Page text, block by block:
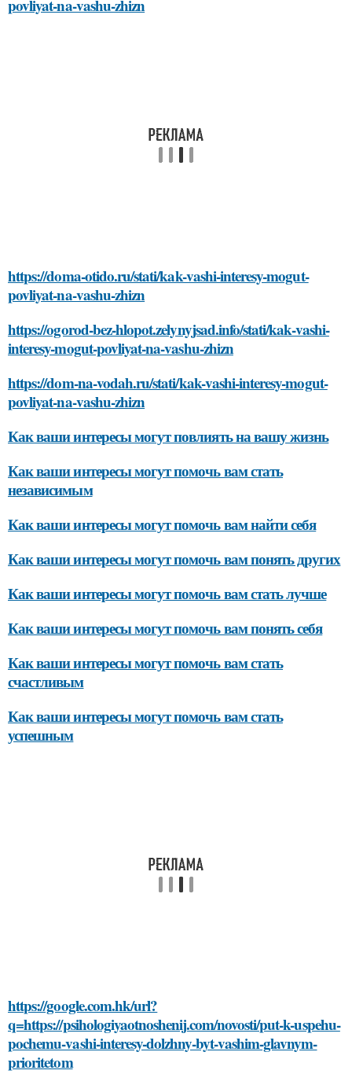
povliyat-na-vashu-zhizn
https://doma-otido.ru/stati/kak-vashi-interesy-mogut-
povliyat-na-vashu-zhizn
https://ogorod-bez-hlopot.zelynyjsad.info/stati/kak-vashi-
interesy-mogut-povliyat-na-vashu-zhizn
https://dom-na-vodah.ru/stati/kak-vashi-interesy-mogut-
povliyat-na-vashu-zhizn
Как ваши интересы могут повлиять на вашу жизнь
Как ваши интересы могут помочь вам стать
независимым
Как ваши интересы могут помочь вам найти себя
Как ваши интересы могут помочь вам понять других
Как ваши интересы могут помочь вам стать лучше
Как ваши интересы могут помочь вам понять себя
Как ваши интересы могут помочь вам стать
счастливым
Как ваши интересы могут помочь вам стать
успешным
https://google.com.hk/url?
q=https://psihologiyaotnoshenij.com/novosti/put-k-uspehu-
pochemu-vashi-interesy-dolzhny-byt-vashim-glavnym-
prioritetom